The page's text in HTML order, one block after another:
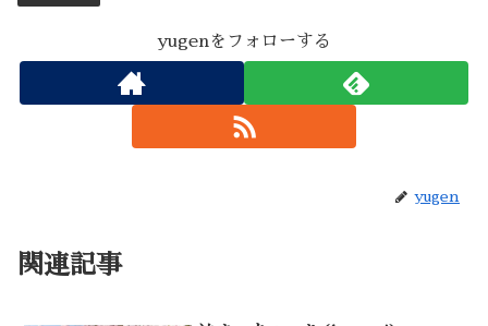
yugenをフォローする
yugen
関連記事